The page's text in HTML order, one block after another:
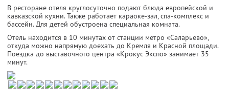
В ресторане отеля круглосуточно подают блюда европейской и
кавказской кухни. Также работает караоке-зал, спа-комплекс и
бассейн. Для детей обустроена специальная комната.
Отель находится в 10 минутах от станции метро «Саларьево»,
откуда можно напрямую доехать до Кремля и Красной площади.
Поездка до выставочного центра «Крокус Экспо» занимает 35
минут.